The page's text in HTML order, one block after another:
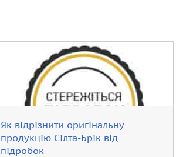
Як відрізнити оригінальну
продукцію Сілта-Брік від
підробок